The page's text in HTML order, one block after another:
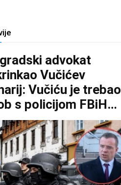
advokat
Vučićev
Vučiću je trebao
s policijom FBiH…